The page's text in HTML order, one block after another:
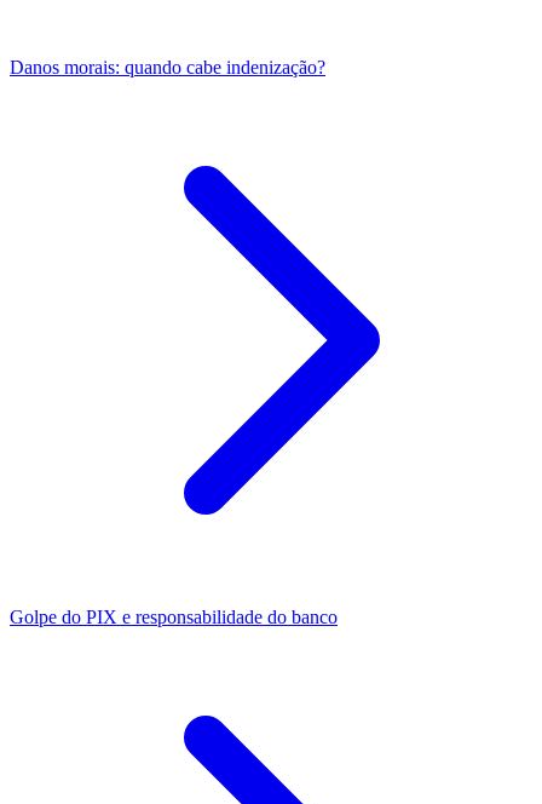
Danos morais: quando cabe indenização?
Golpe do PIX e responsabilidade do banco